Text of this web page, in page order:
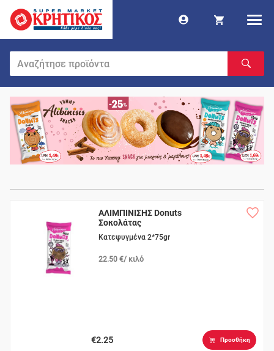
ΑΛΙΜΠΙΝΙΣΗΣ Donuts
Σοκολάτας
Κατεψυγμένα 2*75gr
22.50 €/ κιλό
€2.25 Προσθήκη